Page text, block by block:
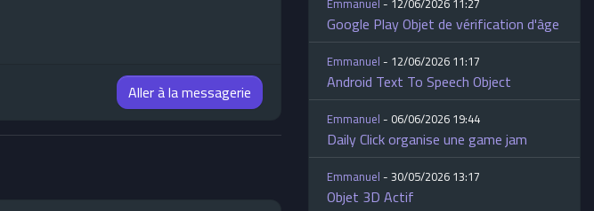
Aller à la messagerie
Google Play Objet de vérification d'âge
Emmanuel- 12/06/2026 11:17
Android Text To Speech Object
Emmanuel- 06/06/2026 19:44
Daily Click organise une game jam
Emmanuel- 30/05/2026 13:17
Objet 3D Actif